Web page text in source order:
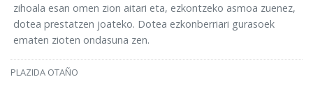
zihoala esan omen zion aitari eta, ezkontzeko asmoa zuenez,
dotea prestatzen joateko. Dotea ezkonberriari gurasoek
ematen zioten ondasuna zen.
PLAZIDA OTAÑO